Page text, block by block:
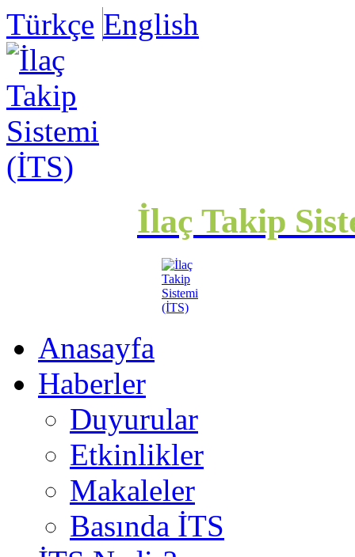
Türkçe English
İlaç Takip
Anasayfa
Haberler
Duyurular
Etkinlikler
Makaleler
Basında İTS